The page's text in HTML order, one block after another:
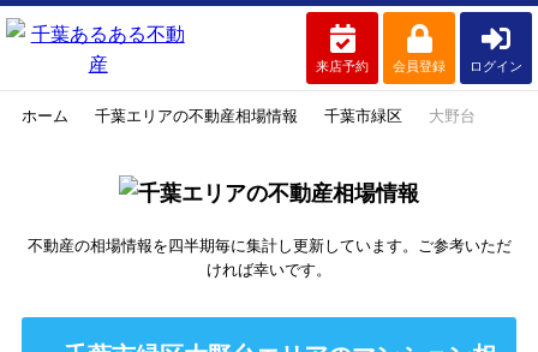
来店予約 会員登録 ログイン
ホーム 千葉エリアの不動産相場情報 千葉市緑区 大野台
不動産の相場情報を四半期毎に集計し更新しています。ご参考いただ
ければ幸いです。